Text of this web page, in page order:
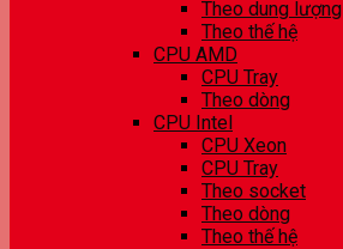
Theo dung lượng
Theo thế hệ
CPU AMD
CPU Tray
Theo dòng
CPU Intel
CPU Xeon
CPU Tray
Theo socket
Theo dòng
Theo thế hệ